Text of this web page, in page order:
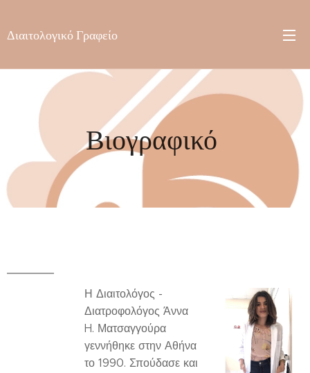
Διαιτολογικό Γραφείο
Βιογραφικό
Η Διαιτολόγος -
Διατροφολόγος Άννα
H. Ματσαγγούρα
γεννήθηκε στην Αθήνα
το 1990. Σπούδασε και